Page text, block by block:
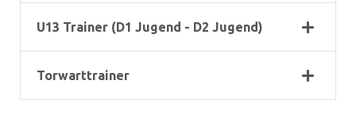
U13 Trainer (D1 Jugend - D2 Jugend)
Torwarttrainer